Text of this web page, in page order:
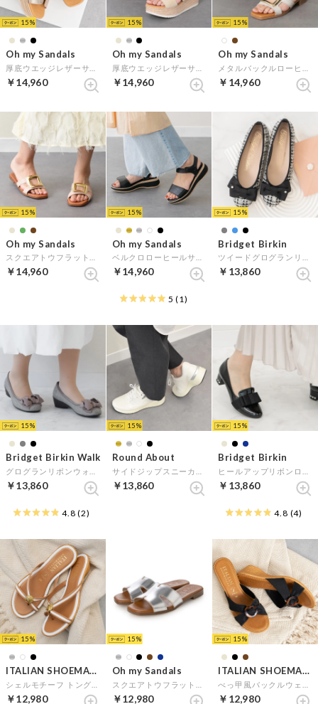
15
Oh my Sandals
￥14,960
15
Oh my Sandals
￥14,960
15
Oh my Sandals
￥14,960
15
Oh my Sandals
￥14,960
15
Oh my Sandals
￥14,960
5 (1)
15
Bridget Birkin
￥13,860
15
Bridget Birkin Walk
￥13,860
4.8 (2)
15
Round About
￥13,860
15
Bridget Birkin
￥13,860
4.8 (4)
15
ITALIAN SHOEMAKERS
￥12,980
15
Oh my Sandals
￥12,980
15
ITALIAN SHOEMAKERS
￥12,980